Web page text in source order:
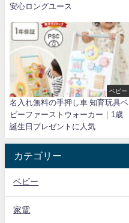
安心ロングユース
ベビー
名入れ無料の手押し車 知育玩具ベ
ビーファーストウォーカー｜1歳
誕生日プレゼントに人気
カテゴリー
ベビー
家電